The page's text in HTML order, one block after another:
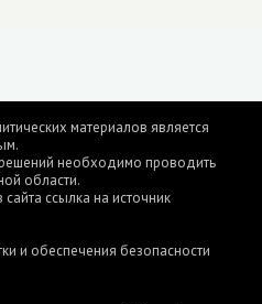
материалов является
необходимо проводить
области.
ссылка на источник
и обеспечения безопасности